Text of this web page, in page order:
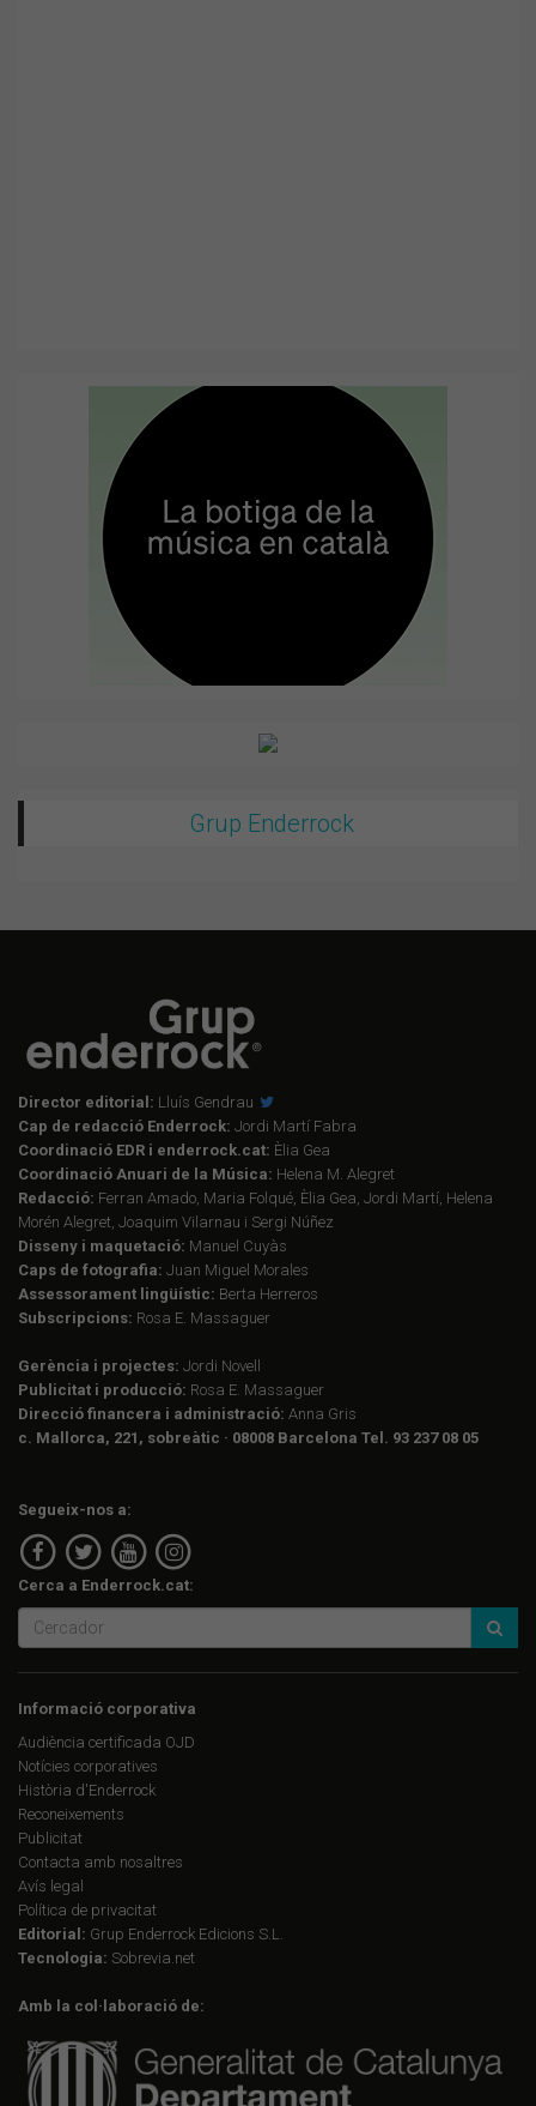
Grup Enderrock
Director editorial: Lluís Gendrau
Cap de redacció Enderrock: Jordi Martí Fabra
Coordinació EDR i enderrock.cat: Èlia Gea
Coordinació Anuari de la Música: Helena M. Alegret
Redacció: Ferran Amado, Maria Folqué, Èlia Gea, Jordi Martí, Helena
Morén Alegret, Joaquim Vilarnau i Sergi Núñez
Disseny i maquetació: Manuel Cuyàs
Caps de fotografia: Juan Miguel Morales
Assessorament lingüístic: Berta Herreros
Subscripcions: Rosa E. Massaguer
Gerència i projectes: Jordi Novell
Publicitat i producció: Rosa E. Massaguer
Direcció financera i administració: Anna Gris
c. Mallorca, 221, sobreàtic · 08008 Barcelona Tel. 93 237 08 05
Segueix-nos a:
Cerca a Enderrock.cat:
Informació corporativa
Audiència certificada OJD
Notícies corporatives
Història d'Enderrock
Reconeixements
Publicitat
Contacta amb nosaltres
Avís legal
Política de privacitat
Editorial: Grup Enderrock Edicions S.L.
Tecnologia: Sobrevia.net
Amb la col·laboració de: